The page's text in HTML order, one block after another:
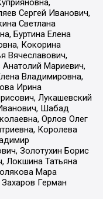
Сергей Иванович,
Светлана
Буртина Елена
Кокорина
Вячеславович,
Мариевич,
Владимировна,
Ирина
Лукашевский
Шабад
Орлов Олег
Королева
Золотухин Борис
Локшина Татьяна
Мара
Герман